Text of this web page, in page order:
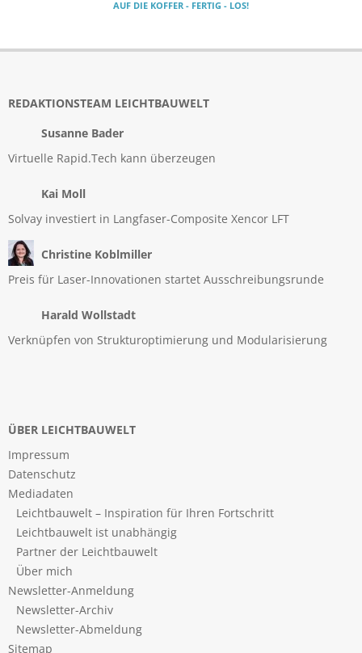
AUF DIE KOFFER - FERTIG - LOS!
REDAKTIONSTEAM LEICHTBAUWELT
Susanne Bader
Virtuelle Rapid.Tech kann überzeugen
Kai Moll
Solvay investiert in Langfaser-Composite Xencor LFT
Christine Koblmiller
Preis für Laser-Innovationen startet Ausschreibungsrunde
Harald Wollstadt
Verknüpfen von Strukturoptimierung und Modularisierung
ÜBER LEICHTBAUWELT
Impressum
Datenschutz
Mediadaten
Leichtbauwelt – Inspiration für Ihren Fortschritt
Leichtbauwelt ist unabhängig
Partner der Leichtbauwelt
Über mich
Newsletter-Anmeldung
Newsletter-Archiv
Newsletter-Abmeldung
Sitemap